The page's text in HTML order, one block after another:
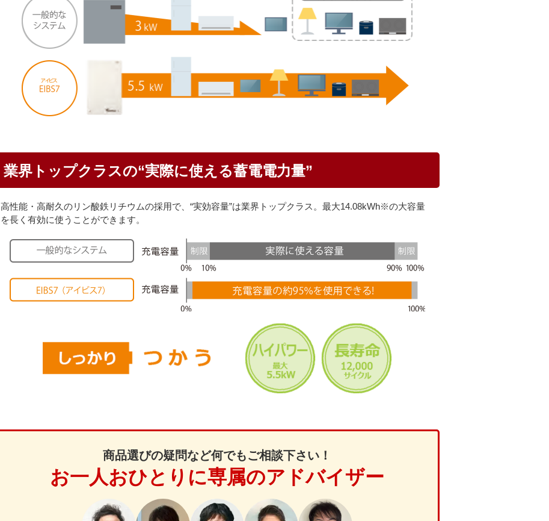
業界トップクラスの“実際に使える蓄電電力量”
高性能・高耐久のリン酸鉄リチウムの採用で、“実効容量”は業界トップクラス。最大14.08kWh※の大容量
を長く有効に使うことができます。
商品選びの疑問など何でもご相談下さい！
お一人おひとりに専属のアドバイザー